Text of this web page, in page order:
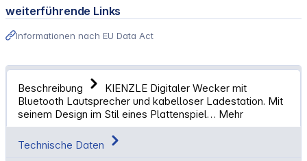
weiterführende Links
Informationen nach EU Data Act
Beschreibung
KIENZLE Digitaler Wecker mit
Bluetooth Lautsprecher und kabelloser Ladestation. Mit
seinem Design im Stil eines Plattenspiel… Mehr
Technische Daten